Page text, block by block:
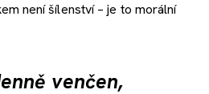
není šílenství – je to morální
venčen,